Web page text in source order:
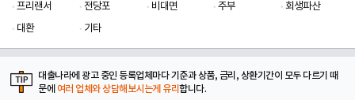
프리랜서
전당포 비대면 주부
회생파산
대환
기타
대출나라에 광고 중인 등록업체마다 기준과 상품, 금리, 상환기간이 모두 다르기 때
문에 여러 업체와 상담해보시는게 유리합니다.